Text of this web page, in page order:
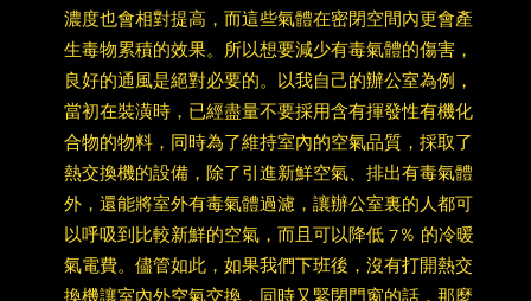
濃度也會相對提高，而這些氣體在密閉空間內更會產
生毒物累積的效果。所以想要減少有毒氣體的傷害，
良好的通風是絕對必要的。以我自己的辦公室為例，
當初在裝潢時，已經盡量不要採用含有揮發性有機化
合物的物料，同時為了維持室內的空氣品質，採取了
熱交換機的設備，除了引進新鮮空氣、排出有毒氣體
外，還能將室外有毒氣體過濾，讓辦公室裏的人都可
以呼吸到比較新鮮的空氣，而且可以降低 7％ 的冷暖
氣電費。儘管如此，如果我們下班後，沒有打開熱交
換機讓室內外空氣交換，同時又緊閉門窗的話，那麼